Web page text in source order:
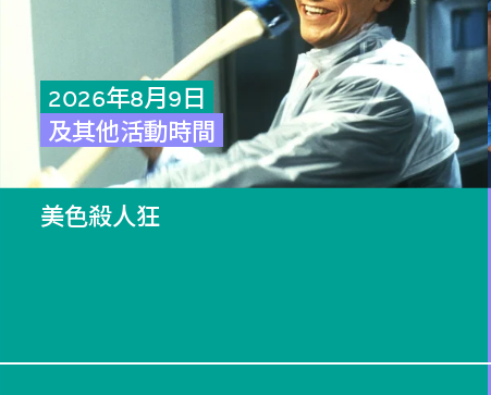
2026年8月9日
及其他活動時間
美色殺人狂